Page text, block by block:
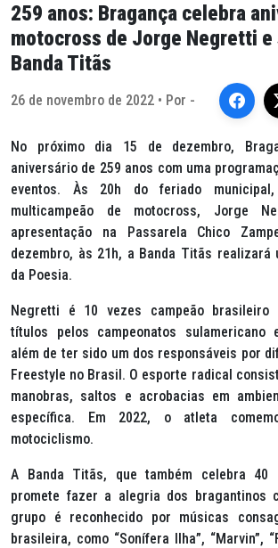
259 anos: Bragança celebra
motocross de Jorge Negretti e
Banda Titãs
26 de novembro de 2022 • Por -
No próximo dia 15 de dezembro,
aniversário de 259 anos com uma
eventos. Às 20h do feriado
multicampeão de motocross, Jorge
apresentação na Passarela Chico
dezembro, às 21h, a Banda Titãs realizará
da Poesia.
Negretti é 10 vezes campeão brasileiro
títulos pelos campeonatos sulamericano
além de ter sido um dos responsáveis por
Freestyle no Brasil. O esporte radical
manobras, saltos e acrobacias em
específica. Em 2022, o atleta
motociclismo.
A Banda Titãs, que também celebra 40
promete fazer a alegria dos bragantinos
grupo é reconhecido por músicas
brasileira, como “Sonífera Ilha”, “Marvin”,